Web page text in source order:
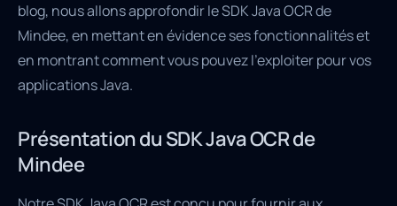
blog, nous allons approfondir le SDK Java OCR de
Mindee, en mettant en évidence ses fonctionnalités et
en montrant comment vous pouvez l'exploiter pour vos
applications Java.
Présentation du SDK Java OCR de
Mindee